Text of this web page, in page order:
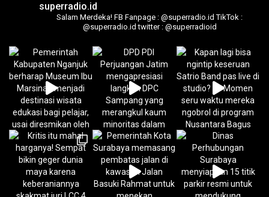
superradio.id
Salam Merdeka! FB Fanpage : @superradio.id TikTok :
@superradio.id twitter : @superradioid